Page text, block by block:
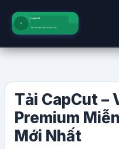
dung
Tải CapCut –
Premium
Mới Nhất